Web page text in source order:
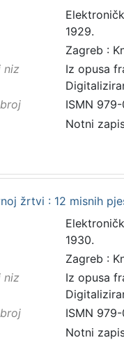
1929.
Zagreb :
niz
Iz opusa
ISMN
Notni
žrtvi : 12 misnih
1930.
Zagreb :
niz
Iz opusa
ISMN
Notni